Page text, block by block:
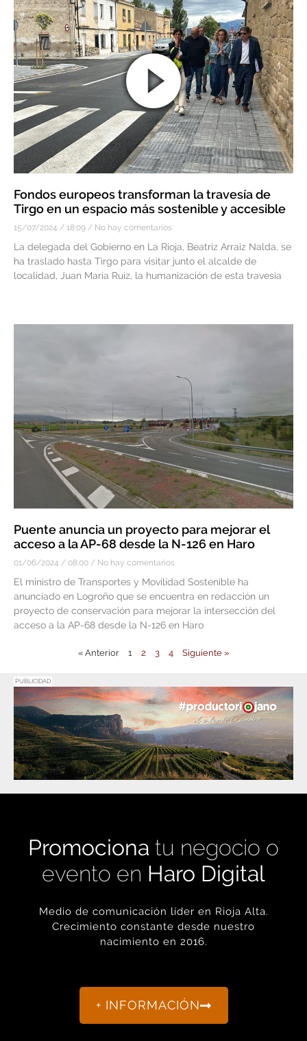
Fondos europeos transforman la travesía de
Tirgo en un espacio más sostenible y accesible
15/07/2024 18:09 No hay comentarios
La delegada del Gobierno en La Rioja, Beatriz Arraiz Nalda, se
ha traslado hasta Tirgo para visitar junto el alcalde de
localidad, Juan María Ruiz, la humanización de esta travesía
Puente anuncia un proyecto para mejorar el
acceso a la AP-68 desde la N-126 en Haro
01/06/2024 08:00 No hay comentarios
El ministro de Transportes y Movilidad Sostenible ha
anunciado en Logroño que se encuentra en redacción un
proyecto de conservación para mejorar la intersección del
acceso a la AP-68 desde la N-126 en Haro
« Anterior 1 2 3 4 Siguiente »
PUBLICIDAD
Promociona tu negocio o
evento en Haro Digital
Medio de comunicación líder en Rioja Alta.
Crecimiento constante desde nuestro
nacimiento en 2016.
+ INFORMACIÓN